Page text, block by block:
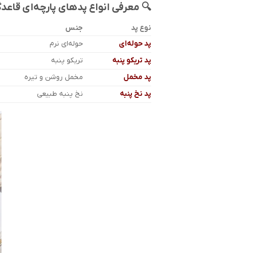
🔍 معرفی انواع پدهای پارچه‌ای
نوع پد جنس
پد حوله‌ای
حوله‌ای نرم
پد تریکو پنبه
تریکو پنبه
پد مخمل
مخمل روشن و تیره
پد نخ پنبه
نخ پنبه طبیعی